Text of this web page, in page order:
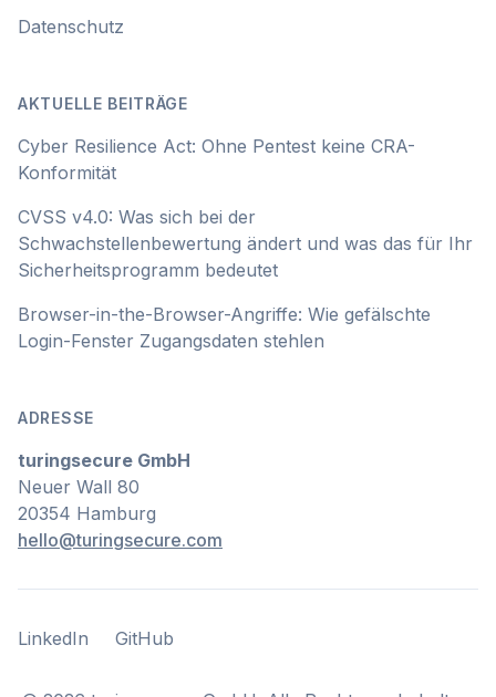
Datenschutz
AKTUELLE BEITRÄGE
Cyber Resilience Act: Ohne Pentest keine CRA-
Konformität
CVSS v4.0: Was sich bei der
Schwachstellenbewertung ändert und was das für Ihr
Sicherheitsprogramm bedeutet
Browser-in-the-Browser-Angriffe: Wie gefälschte
Login-Fenster Zugangsdaten stehlen
ADRESSE
turingsecure GmbH
Neuer Wall 80
20354 Hamburg
hello@turingsecure.com
LinkedIn
LinkedIn GitHub
GitHub